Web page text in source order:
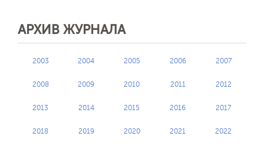
АРХИВ ЖУРНАЛА
2003 2004 2005 2006 2007
2008 2009 2010 2011 2012
2013 2014 2015 2016 2017
2018 2019 2020 2021 2022